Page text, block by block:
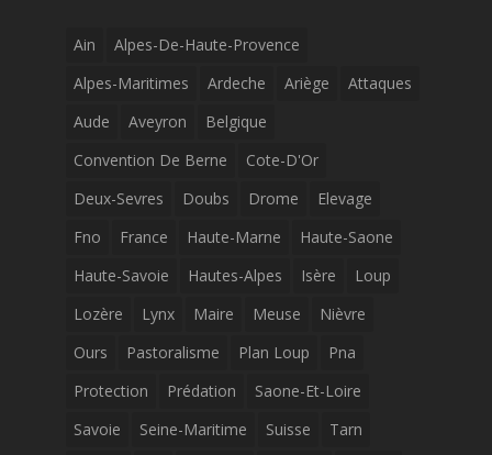
Ain
Alpes-De-Haute-Provence
Alpes-Maritimes
Ardeche Ariège
Attaques
Aude
Aveyron
Belgique
Convention De Berne
Cote-D'Or
Deux-Sevres
Doubs Drome
Elevage
Fno
France Haute-Marne
Haute-Saone
Haute-Savoie
Hautes-Alpes Isère
Loup
Lozère
Lynx Maire Meuse
Nièvre
Ours
Pastoralisme Plan Loup
Pna
Protection
Prédation
Saone-Et-Loire
Savoie
Seine-Maritime Suisse
Tarn